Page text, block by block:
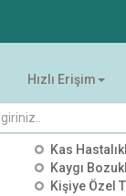
Hızlı Erişim
Kas
Kaygı
Kişiye Özel